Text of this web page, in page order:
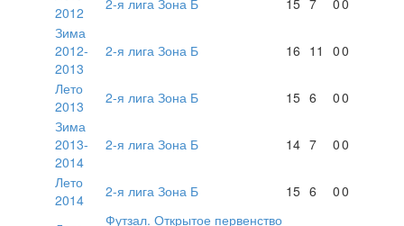
2012
Зима
2012-
2013
2-я лига Зона Б 16 11 00
Лето
2013
2-я лига Зона Б 15 6 00
Зима
2013-
2014
2-я лига Зона Б 14 7 00
Лето
2014
2-я лига Зона Б 15 6 00
Футзал. Открытое первенство